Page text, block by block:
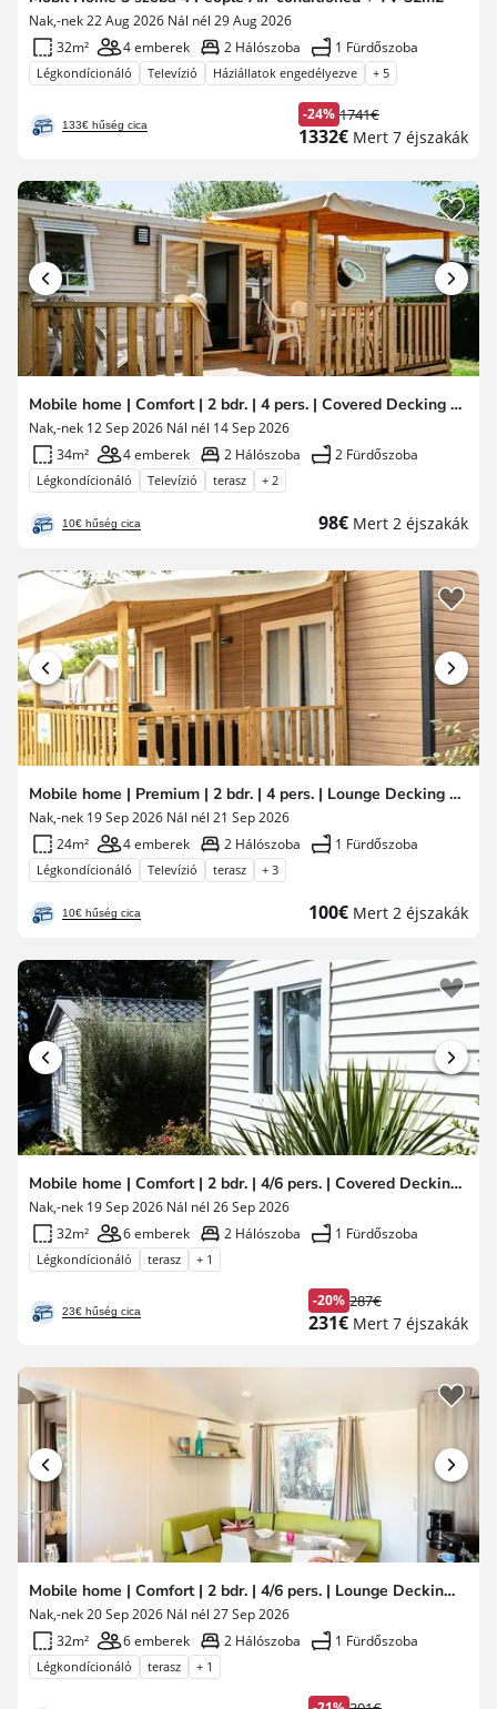
Nak,-nek 22 Aug 2026 Nál nél 29 Aug 2026
32m²
4 emberek 2 Hálószoba 1 Fürdőszoba
Légkondícionáló Televízió Háziállatok engedélyezve + 5
133€ hűség cica
-24%
Korábbi
díj
1741€
Új
1332€ Mert 7 éjszakák
Mobile home | Comfort | 2 bdr. | 4 pers. | Covered Decking | A/C | TV
Nak,-nek 12 Sep 2026 Nál nél 14 Sep 2026
34m²
4 emberek 2 Hálószoba 2 Fürdőszoba
Légkondícionáló Televízió terasz + 2
10€ hűség cica
Új
98€ Mert 2 éjszakák
Mobile home | Premium | 2 bdr. | 4 pers. | Lounge Decking | A/C | TV
Nak,-nek 19 Sep 2026 Nál nél 21 Sep 2026
24m²
4 emberek 2 Hálószoba 1 Fürdőszoba
Légkondícionáló Televízió terasz + 3
10€ hűség cica
Új
100€ Mert 2 éjszakák
Mobile home | Comfort | 2 bdr. | 4/6 pers. | Covered Decking | A/C
Nak,-nek 19 Sep 2026 Nál nél 26 Sep 2026
32m²
6 emberek 2 Hálószoba 1 Fürdőszoba
Légkondícionáló terasz + 1
23€ hűség cica
-20%
Korábbi
díj
287€
Új
231€ Mert 7 éjszakák
Mobile home | Comfort | 2 bdr. | 4/6 pers. | Lounge Decking | A/C
Nak,-nek 20 Sep 2026 Nál nél 27 Sep 2026
32m²
6 emberek 2 Hálószoba 1 Fürdőszoba
Légkondícionáló terasz + 1